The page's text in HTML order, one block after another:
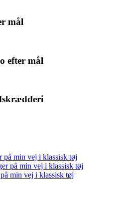
mål
efter mål
på min vej i klassisk tøj
på min vej i klassisk tøj
min vej i klassisk tøj